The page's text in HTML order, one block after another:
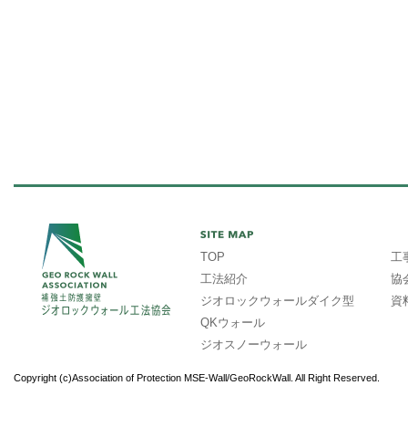
TOP
工法紹介
ジオロックウォールダイク型
QKウォール
ジオスノーウォール
工
協
資
Copyright (c)Association of Protection MSE-Wall/GeoRockWall. All Right Reserved.